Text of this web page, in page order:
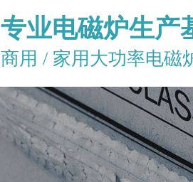
专业电磁炉生产
商用 / 家用大功率电磁